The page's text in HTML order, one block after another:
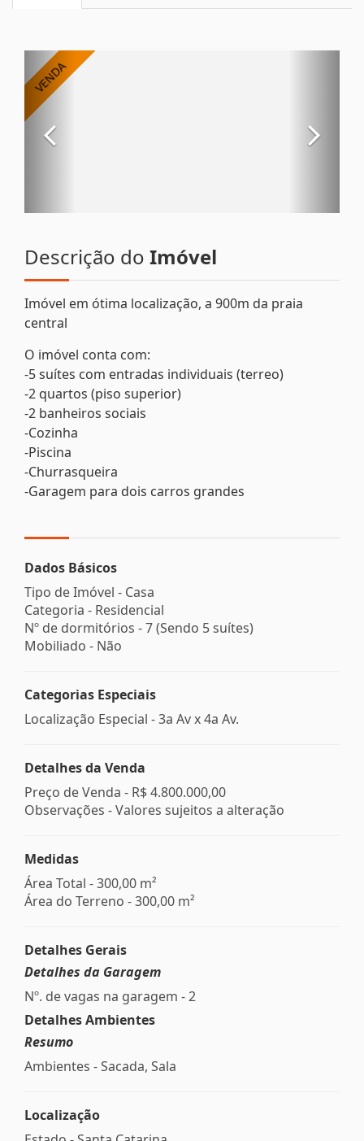
Descrição do Imóvel
Imóvel em ótima localização, a 900m da praia
central
O imóvel conta com:
-5 suítes com entradas individuais (terreo)
-2 quartos (piso superior)
-2 banheiros sociais
-Cozinha
-Piscina
-Churrasqueira
-Garagem para dois carros grandes
Dados Básicos
Tipo de Imóvel - Casa
Categoria - Residencial
Nº de dormitórios - 7 (Sendo 5 suítes)
Mobiliado - Não
Categorias Especiais
Localização Especial - 3a Av x 4a Av.
Detalhes da Venda
Preço de Venda - R$ 4.800.000,00
Observações - Valores sujeitos a alteração
Medidas
Área Total - 300,00 m²
Área do Terreno - 300,00 m²
Detalhes Gerais
Detalhes da Garagem
Nº. de vagas na garagem - 2
Detalhes Ambientes
Resumo
Ambientes - Sacada, Sala
Localização